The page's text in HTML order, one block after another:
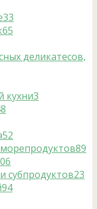
33
65
деликатесов,
кухни3
52
89
субпродуктов23
94